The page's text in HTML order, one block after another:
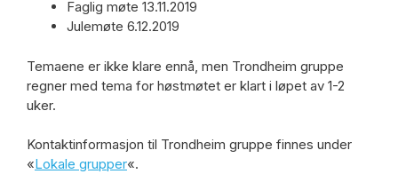
Faglig møte 13.11.2019
Julemøte 6.12.2019
Temaene er ikke klare ennå, men Trondheim gruppe
regner med tema for høstmøtet er klart i løpet av 1-2
uker.
Kontaktinformasjon til Trondheim gruppe finnes under
«Lokale grupper«.